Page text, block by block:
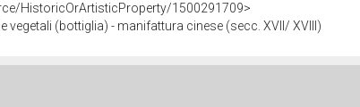
HistoricOrArtisticProperty/1500291709>
vegetali (bottiglia) - manifattura cinese (secc. XVII/ XVIII)